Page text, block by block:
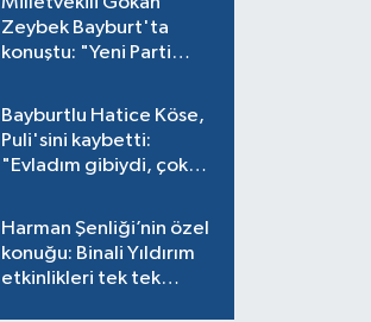
Zeybek Bayburt'ta
konuştu: "Yeni Parti
Bayburtlu Hatice Köse,
Puli'sini kaybetti:
"Evladım gibiydi, çok
Harman Şenliği’nin özel
konuğu: Binali Yıldırım
etkinlikleri tek tek